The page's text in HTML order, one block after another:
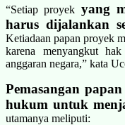
“Setiap proyek yang
harus dijalankan
Ketiadaan papan proyek
karena menyangkut
anggaran negara,” kata
Pemasangan
hukum untuk
utamanya meliputi: